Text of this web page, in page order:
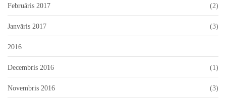
Februāris 2017 (2)
Janvāris 2017 (3)
2016
Decembris 2016 (1)
Novembris 2016 (3)